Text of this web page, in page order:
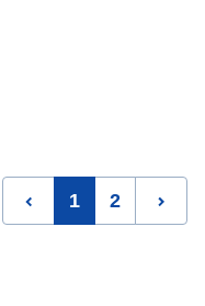
obesitas te
1 2